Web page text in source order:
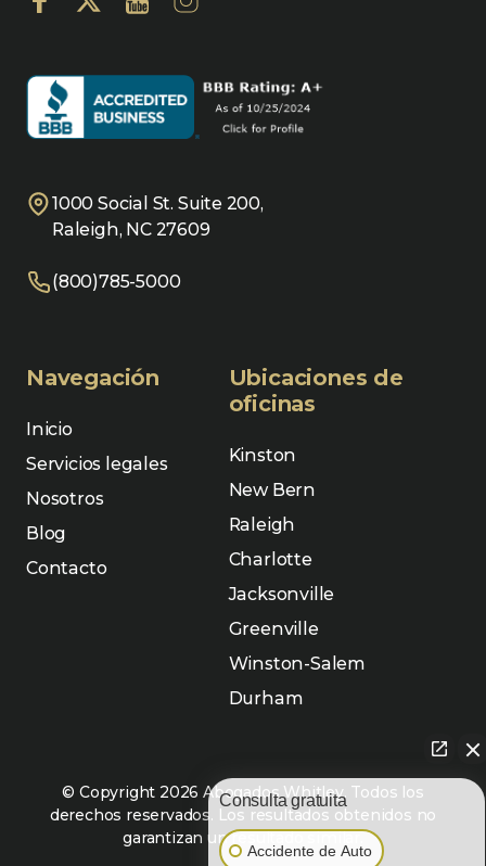
Navegación
Inicio
Servicios legales
Nosotros
Blog
Contacto
Ubicaciones de
oficinas
Kinston
New Bern
Raleigh
Charlotte
Jacksonville
Greenville
Winston-Salem
Durham
1000 Social St. Suite 200,
Raleigh, NC 27609
(800)785-5000
© Copyright 2026 Abogados Whitley. Todos los
derechos reservados. Los resultados obtenidos no
garantizan un resultado similar.
Consulta gratuita
Accidente de Auto